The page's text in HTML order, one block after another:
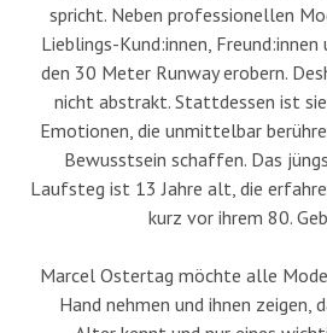
spricht. Neben professionellen
Lieblings-Kund:innen,
den 30 Meter Runway erobern.
nicht abstrakt. Stattdessen ist
Emotionen, die unmittelbar
Bewusstsein schaffen. Das
Laufsteg ist 13 Jahre alt, die
kurz vor ihrem 80.
Marcel Ostertag möchte alle
Hand nehmen und ihnen zeigen,